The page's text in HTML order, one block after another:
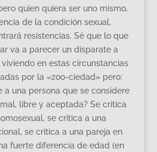
quien quiera ser uno mismo,
de la condición sexual,
resistencias. Sé que lo que
va a parecer un disparate a
en estas circunstancias
por la «zoo-ciedad» pero:
a una persona que se considere
libre y aceptada? Se critica
se critica a una
se critica a una pareja en
fuerte diferencia de edad (en